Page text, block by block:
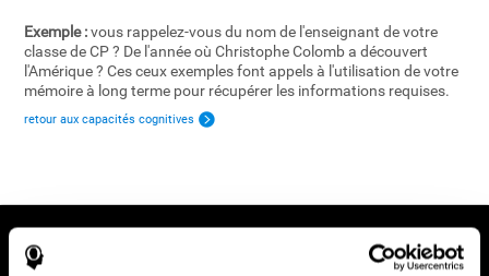
Exemple :vous rappelez-vous du nom de l'enseignant de votre
classe de CP ? De l'année où Christophe Colomb a découvert
l'Amérique ? Ces ceux exemples font appels à l'utilisation de votre
mémoire à long terme pour récupérer les informations requises.
retour aux capacités cognitives